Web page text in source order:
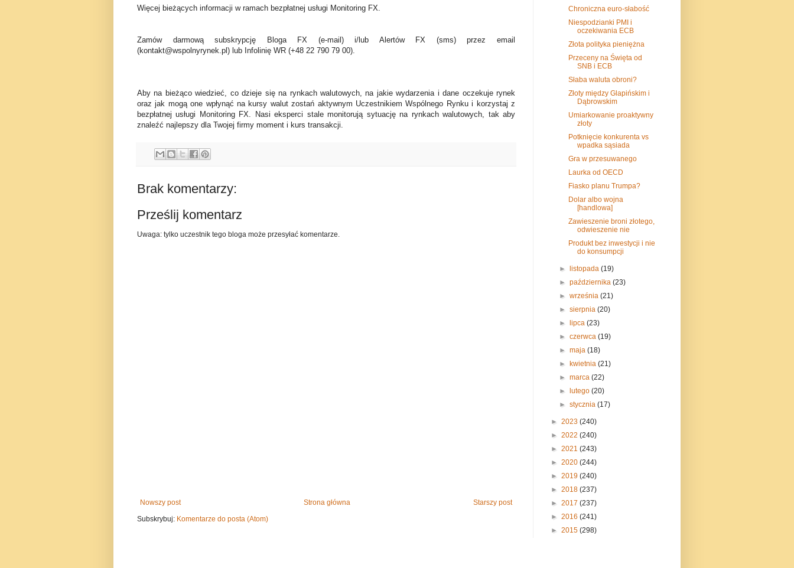
Więcej bieżących informacji w ramach bezpłatnej usługi Monitoring FX.
Zamów darmową subskrypcję Bloga FX (e-mail) i/lub Alertów FX (sms) przez email
(kontakt@wspolnyrynek.pl) lub Infolinię WR (+48 22 790 79 00).
Aby na bieżąco wiedzieć, co dzieje się na rynkach walutowych, na jakie wydarzenia i dane oczekuje rynek
oraz jak mogą one wpłynąć na kursy walut zostań aktywnym Uczestnikiem Wspólnego Rynku i korzystaj z
bezpłatnej usługi Monitoring FX. Nasi eksperci stale monitorują sytuację na rynkach walutowych, tak aby
znaleźć najlepszy dla Twojej firmy moment i kurs transakcji.
Brak komentarzy:
Prześlij komentarz
Uwaga: tylko uczestnik tego bloga może przesyłać komentarze.
Nowszy post Starszy post
Strona główna
Subskrybuj: Komentarze do posta (Atom)
Chroniczna euro-słabość
Niespodzianki PMI i
oczekiwania ECB
Złota polityka pieniężna
Przeceny na Święta od
SNB i ECB
Słaba waluta obroni?
Złoty między Glapińskim i
Dąbrowskim
Umiarkowanie proaktywny
złoty
Potknięcie konkurenta vs
wpadka sąsiada
Gra w przesuwanego
Laurka od OECD
Fiasko planu Trumpa?
Dolar albo wojna
[handlowa]
Zawieszenie broni złotego,
odwieszenie nie
Produkt bez inwestycji i nie
do konsumpcji
►listopada(19)
►października(23)
►września(21)
►sierpnia(20)
►lipca(23)
►czerwca(19)
►maja(18)
►kwietnia(21)
►marca(22)
►lutego(20)
►stycznia(17)
► 2023 (240)
► 2022 (240)
► 2021 (243)
► 2020 (244)
► 2019 (240)
► 2018 (237)
► 2017 (237)
► 2016 (241)
► 2015 (298)